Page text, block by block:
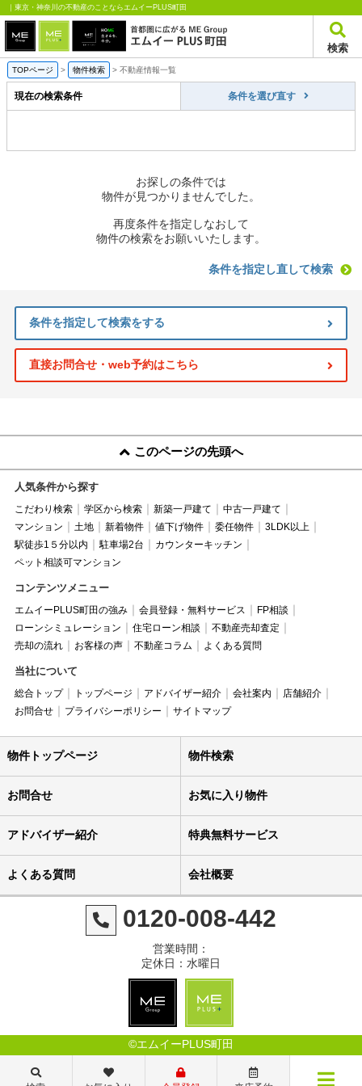
｜東京・神奈川の不動産のことならエムイーPLUS町田
検索
TOPページ > 物件検索 > 不動産情報一覧
現在の検索条件 条件を選び直す
お探しの条件では
物件が見つかりませんでした。
再度条件を指定しなおして
物件の検索をお願いいたします。
条件を指定し直して検索
条件を指定して検索をする
直接お問合せ・web予約はこちら
このページの先頭へ
人気条件から探す
こだわり検索 学区から検索 新築一戸建て
中古一戸建て
マンション
土地 新着物件 値下げ物件 委任物件
3LDK以上
駅徒歩1５分以内
駐車場2台
カウンターキッチン
ペット相談可マンション
コンテンツメニュー
エムイーPLUS町田の強み 会員登録・無料サービス
FP相談
ローンシミュレーション
住宅ローン相談
不動産売却査定
売却の流れ
お客様の声 不動産コラム よくある質問
当社について
総合トップ トップページ アドバイザー紹介 会社案内
店舗紹介
お問合せ
プライバシーポリシー サイトマップ
物件トップページ 物件検索
お問合せ お気に入り物件
アドバイザー紹介 特典無料サービス
よくある質問 会社概要
0120-008-442
営業時間：
定休日：水曜日
©エムイーPLUS町田